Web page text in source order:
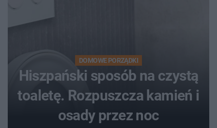
DOMOWE PORZĄDKI
Hiszpański sposób na czystą
toaletę. Rozpuszcza kamień i
osady przez noc